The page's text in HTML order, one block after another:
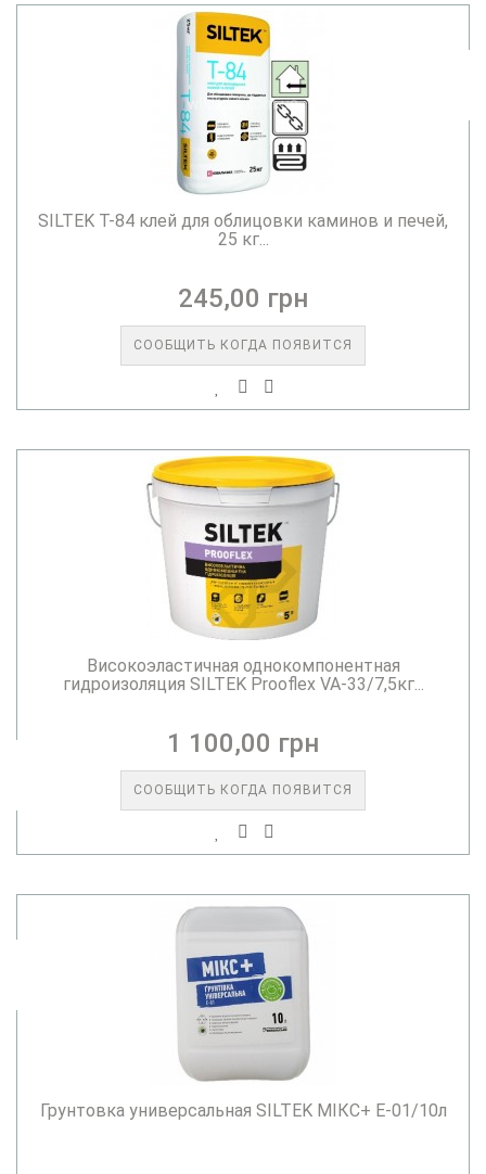
SILTEK Т-84 клей для облицовки каминов и печей,
25 кг...
245,00 грн
СООБЩИТЬ КОГДА ПОЯВИТСЯ
Високоэластичная однокомпонентная
гидроизоляция SILTEK Prooflex VA-33/7,5кг...
1 100,00 грн
СООБЩИТЬ КОГДА ПОЯВИТСЯ
Грунтовка универсальная SILTEK МІКС+ Е-01/10л